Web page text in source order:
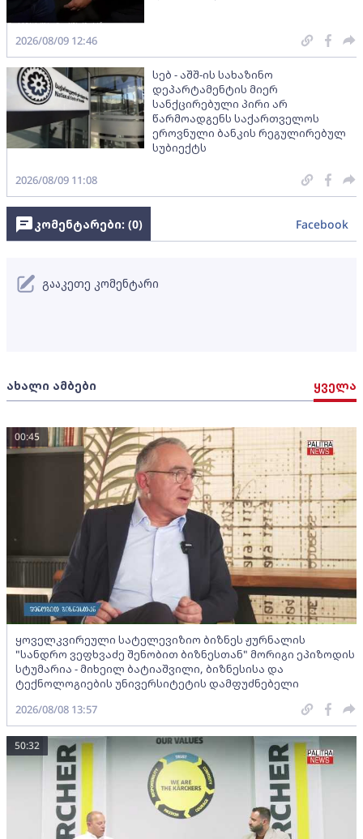
2026/08/09 12:46
სებ - აშშ-ის სახაზინო
დეპარტამენტის მიერ
სანქცირებული პირი არ
წარმოადგენს საქართველოს
ეროვნული ბანკის რეგულირებულ
სუბიექტს
2026/08/09 11:08
ახალი ამბები ყველა
ყოველკვირეული სატელევიზიო ბიზნეს ჟურნალის
"სანდრო ვეფხვაძე შენობით ბიზნესთან" მორიგი ეპიზოდის
სტუმარია - მიხეილ ბატიაშვილი, ბიზნესისა და
ტექნოლოგიების უნივერსიტეტის დამფუძნებელი
00:45
2026/08/08 13:57
50:32
კომენტარები: (0) Facebook
გააკეთე კომენტარი